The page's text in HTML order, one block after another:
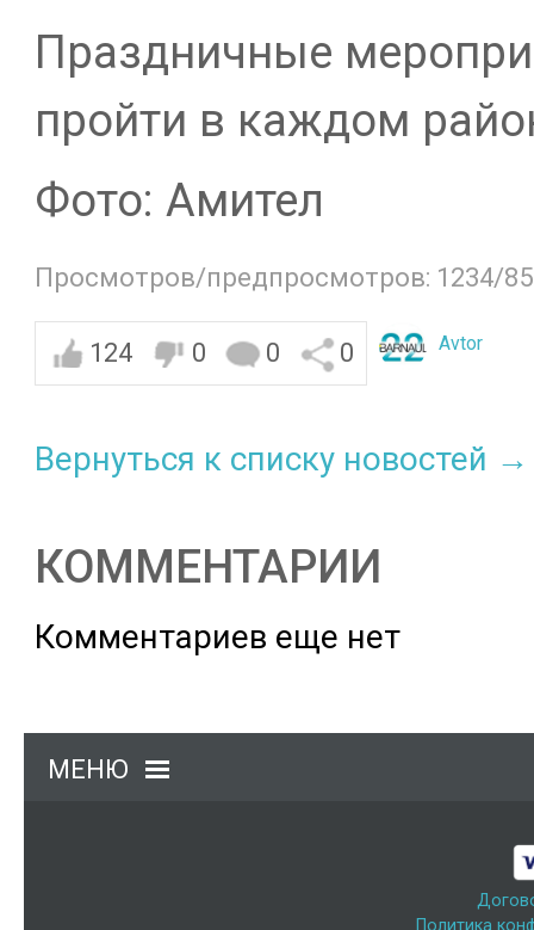
Праздничные
пройти в каждом
Фото: Амител
Просмотров/предпросмотров: 1234/
124 0 0 0 Avtor
Вернуться к списку новостей →
КОММЕНТАРИИ
Комментариев еще нет
МЕНЮ